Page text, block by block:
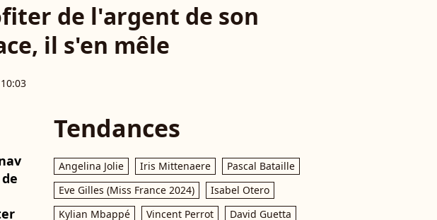
de l'argent de son
il s'en mêle
Tendances
Angelina Jolie Iris Mittenaere
Pascal Bataille
Eve Gilles (Miss France 2024)
Isabel Otero
Kylian Mbappé
Vincent Perrot David Guetta